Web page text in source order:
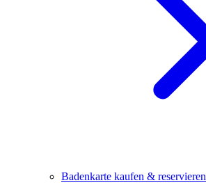
Badenkarte kaufen & reservieren